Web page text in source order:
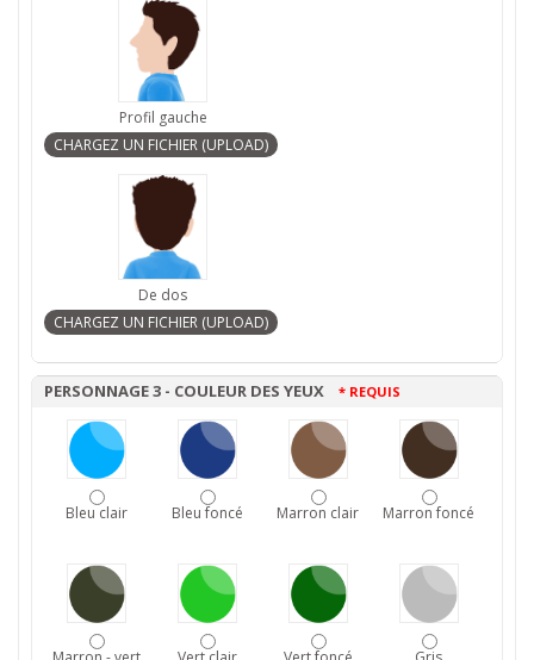
Profil gauche
De dos
PERSONNAGE 3 - COULEUR DES YEUX * REQUIS
Bleu clair Bleu foncé Marron clair Marron foncé